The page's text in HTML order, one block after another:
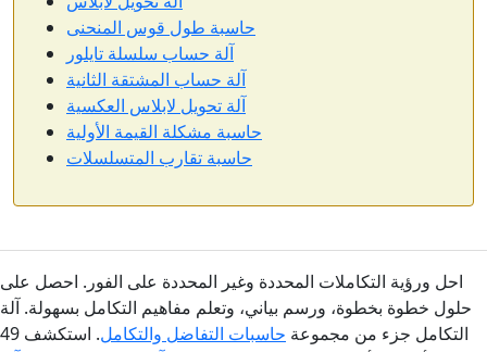
حاسبة طول قوس المنحنى
آلة حساب سلسلة تايلور
آلة حساب المشتقة الثانية
آلة تحويل لابلاس العكسية
حاسبة مشكلة القيمة الأولية
حاسبة تقارب المتسلسلات
احل ورؤية التكاملات المحددة وغير المحددة على الفور. احصل على
حلول خطوة بخطوة، ورسم بياني، وتعلم مفاهيم التكامل بسهولة. آلة
التكامل جزء من مجموعة حاسبات التفاضل والتكامل
. استكشف 49